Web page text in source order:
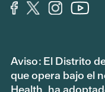
Aviso: El Distrito
que opera bajo el